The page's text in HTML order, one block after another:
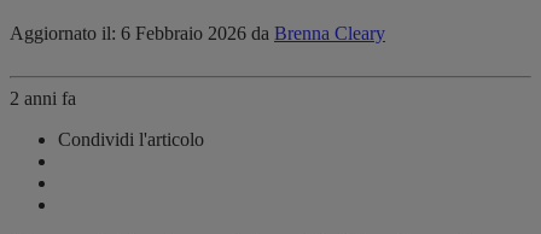
Aggiornato il: 6 Febbraio 2026 da Brenna Cleary
2 anni fa
Condividi l'articolo